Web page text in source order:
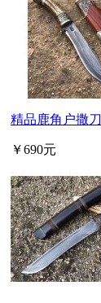
精品鹿角户撒刀
￥690元